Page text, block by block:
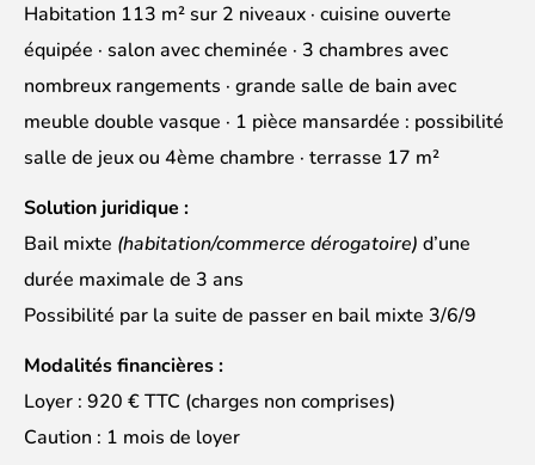
Habitation 113 m² sur 2 niveaux · cuisine ouverte
équipée · salon avec cheminée · 3 chambres avec
nombreux rangements · grande salle de bain avec
meuble double vasque · 1 pièce mansardée : possibilité
salle de jeux ou 4ème chambre · terrasse 17 m²
Solution juridique :
Bail mixte (habitation/commerce dérogatoire) d’une
durée maximale de 3 ans
Possibilité par la suite de passer en bail mixte 3/6/9
Modalités financières :
Loyer : 920 € TTC (charges non comprises)
Caution : 1 mois de loyer